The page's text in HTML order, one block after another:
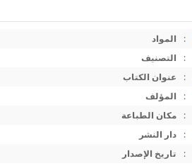
المواد :
التصنيف
:
عنوان الكتاب
:
المؤلف
:
مكان الطباعة
:
دار النشر
:
تاريخ الإصدار
: